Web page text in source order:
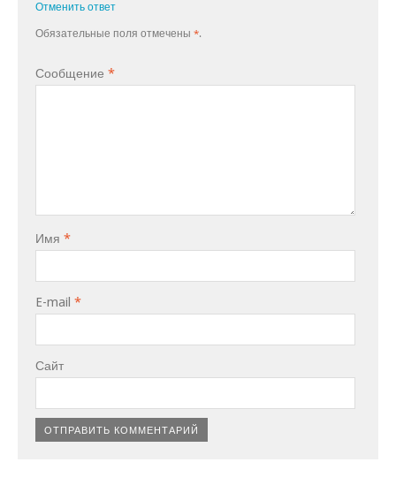
Отменить ответ
Обязательные поля отмечены *.
Сообщение *
Имя *
E-mail *
Сайт